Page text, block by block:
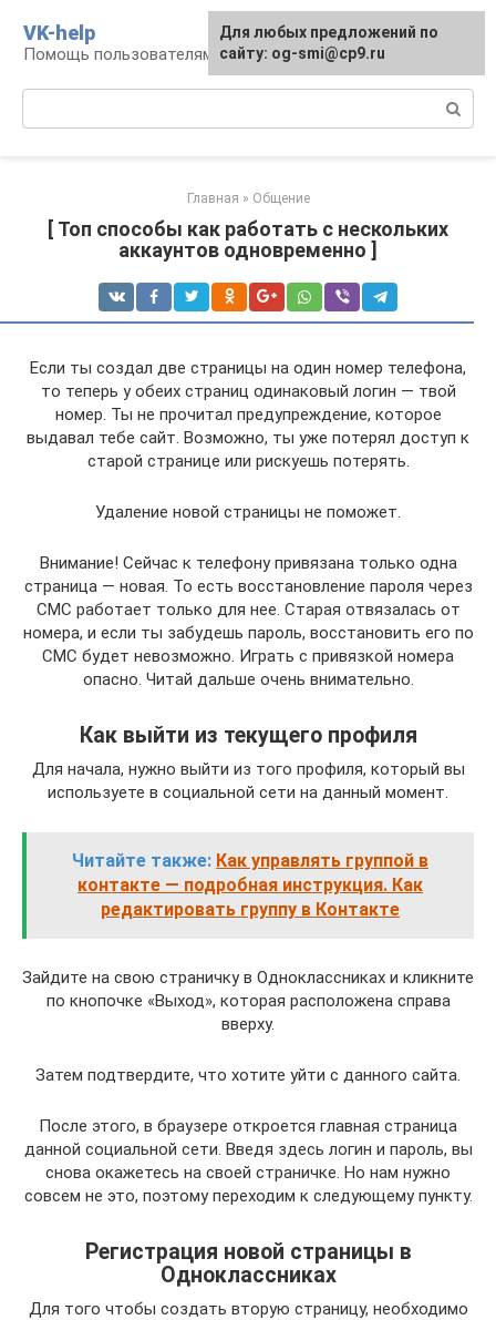
контенту
VK-help
Помощь пользователям соцсети ВКонтакте
Главная » Общение
[ Топ способы как работать с нескольких
аккаунтов одновременно ]
Если ты создал две страницы на один номер телефона,
то теперь у обеих страниц одинаковый логин — твой
номер. Ты не прочитал предупреждение, которое
выдавал тебе сайт. Возможно, ты уже потерял доступ к
старой странице или рискуешь потерять.
Удаление новой страницы не поможет.
Внимание! Сейчас к телефону привязана только одна
страница — новая. То есть восстановление пароля через
СМС работает только для нее. Старая отвязалась от
номера, и если ты забудешь пароль, восстановить его по
СМС будет невозможно. Играть с привязкой номера
опасно. Читай дальше очень внимательно.
Как выйти из текущего профиля
Для начала, нужно выйти из того профиля, который вы
используете в социальной сети на данный момент.
Читайте также: Как управлять группой в
контакте — подробная инструкция. Как
редактировать группу в Контакте
Зайдите на свою страничку в Одноклассниках и кликните
по кнопочке «Выход», которая расположена справа
вверху.
Затем подтвердите, что хотите уйти с данного сайта.
После этого, в браузере откроется главная страница
данной социальной сети. Введя здесь логин и пароль, вы
снова окажетесь на своей страничке. Но нам нужно
совсем не это, поэтому переходим к следующему пункту.
Регистрация новой страницы в
Одноклассниках
Для того чтобы создать вторую страницу, необходимо
Для любых предложений по
сайту: og-smi@cp9.ru